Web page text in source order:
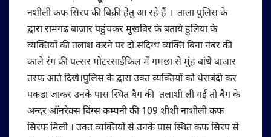
नशीली कफ सिरप की बिक्री हेतु आ रहे हैं । ताला पुलिस के
द्वारा रामगढ बाजार पहुंचकर मुखबिर के बताये हुलिया के
व्यक्तियों की तलाश करने पर दो संदिग्ध व्यक्ति बिना नंबर की
काले रंग की पल्सर मोटरसाईकिल में गमछा से मुंह बांधे बाजार
तरफ आते दिखे।पुलिस के द्वारा उक्त व्यक्तियों को धेराबंदी कर
पकडा जाकर उनके पास स्थित बैग की तलाशी ली गई तो बैग के
अन्दर ऑनरेक्स बिंग्स कम्पनी की 109 शीशी नाशीली कफ
सिरफ मिली । उक्त व्यक्तियों से उनके पास स्थित कफ सिरप से